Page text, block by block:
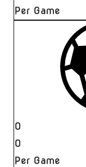
Per Game
0
0
Per Game